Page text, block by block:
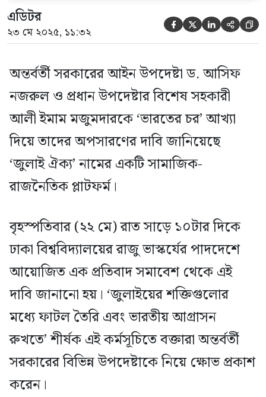
এডিটর
২৩ মে ২০২৫, ১১:৩২     
অন্তর্বর্তী সরকারের আইন উপদেষ্টা ড. আসিফ
নজরুল ও প্রধান উপদেষ্টার বিশেষ সহকারী
আলী ইমাম মজুমদারকে ‘ভারতের চর’ আখ্যা
দিয়ে তাদের অপসারণের দাবি জানিয়েছে
‘জুলাই ঐক্য’ নামের একটি সামাজিক-
রাজনৈতিক প্লাটফর্ম।
বৃহস্পতিবার (২২ মে) রাত সাড়ে ১০টার দিকে
ঢাকা বিশ্ববিদ্যালয়ের রাজু ভাস্কর্যের পাদদেশে
আয়োজিত এক প্রতিবাদ সমাবেশ থেকে এই
দাবি জানানো হয়। ‘জুলাইয়ের শক্তিগুলোর
মধ্যে ফাটল তৈরি এবং ভারতীয় আগ্রাসন
রুখতে’ শীর্ষক এই কর্মসূচিতে বক্তারা অন্তর্বর্তী
সরকারের বিভিন্ন উপদেষ্টাকে নিয়ে ক্ষোভ প্রকাশ
করেন।